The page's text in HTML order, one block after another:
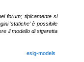
forum; tipicamente si
’statiche’ è possibile
il modello di sigaretta